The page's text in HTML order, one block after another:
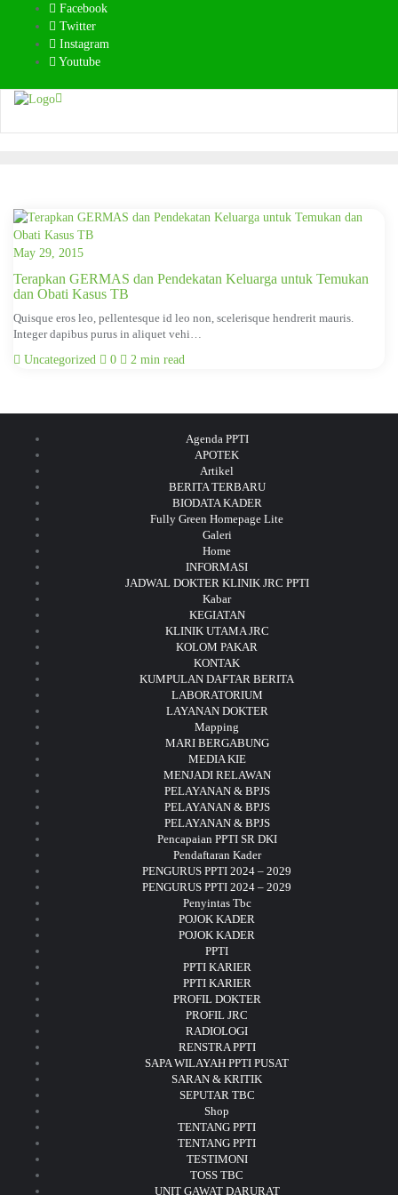
Facebook
Twitter
Instagram
Youtube
May 29, 2015
Terapkan GERMAS dan Pendekatan Keluarga untuk Temukan
dan Obati Kasus TB
Quisque eros leo, pellentesque id leo non, scelerisque hendrerit mauris.
Integer dapibus purus in aliquet vehi…
Uncategorized
0 2 min read
Agenda PPTI
APOTEK
Artikel
BERITA TERBARU
BIODATA KADER
Fully Green Homepage Lite
Galeri
Home
INFORMASI
JADWAL DOKTER KLINIK JRC PPTI
Kabar
KEGIATAN
KLINIK UTAMA JRC
KOLOM PAKAR
KONTAK
KUMPULAN DAFTAR BERITA
LABORATORIUM
LAYANAN DOKTER
Mapping
MARI BERGABUNG
MEDIA KIE
MENJADI RELAWAN
PELAYANAN & BPJS
PELAYANAN & BPJS
PELAYANAN & BPJS
Pencapaian PPTI SR DKI
Pendaftaran Kader
PENGURUS PPTI 2024 – 2029
PENGURUS PPTI 2024 – 2029
Penyintas Tbc
POJOK KADER
POJOK KADER
PPTI
PPTI KARIER
PPTI KARIER
PROFIL DOKTER
PROFIL JRC
RADIOLOGI
RENSTRA PPTI
SAPA WILAYAH PPTI PUSAT
SARAN & KRITIK
SEPUTAR TBC
Shop
TENTANG PPTI
TENTANG PPTI
TESTIMONI
TOSS TBC
UNIT GAWAT DARURAT